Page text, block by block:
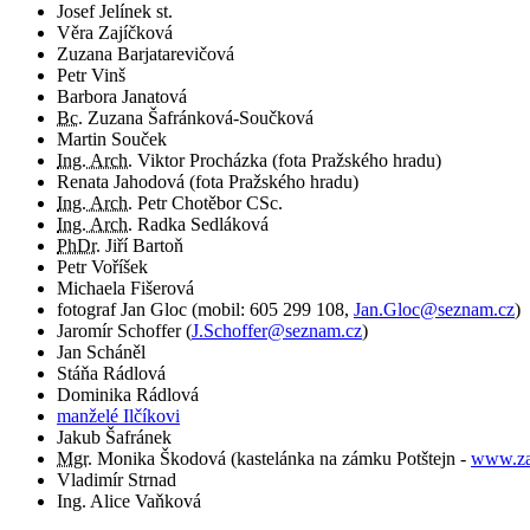
Josef Jelínek st.
Věra Zajíčková
Zuzana Barjatarevičová
Petr Vinš
Barbora Janatová
Bc. Zuzana Šafránková-Součková
Martin Souček
Ing. Arch. Viktor Procházka (fota Pražského hradu)
Renata Jahodová (fota Pražského hradu)
Ing. Arch. Petr Chotěbor CSc.
Ing. Arch. Radka Sedláková
PhDr. Jiří Bartoň
Petr Voříšek
Michaela Fišerová
fotografJan Gloc (mobil: 605 299 108, Jan.Gloc@seznam.cz)
Jaromír Schoffer(J.Schoffer@seznam.cz)
Jan Scháněl
Stáňa Rádlová
Dominika Rádlová
manželé Ilčíkovi
Jakub Šafránek
Mgr. Monika Škodová (kastelánka na zámku Potštejn -
Vladimír Strnad
Ing. Alice Vaňková